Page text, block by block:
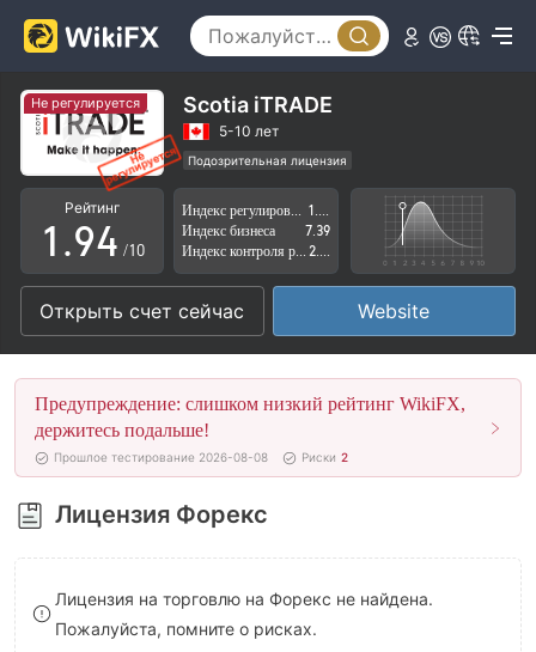
Не регулируется Scotia iTRADE
5-10 лет
Подозрительная лицензия
Высокие потенциальные риски
Рейтинг
0
1
2
3
4
5
6
7
8
9
.
5
6
7
8
9
0
1
2
3
4
5
6
7
8
9
/10
Индекс бизнеса
7.39
Открыть счет сейчас Website
Предупреждение: слишком низкий рейтинг WikiFX,
держитесь подальше!
Прошлое тестирование 2026-08-08 Риски 2
Лицензия Форекс
Лицензия на торговлю на Форекс не найдена.
Пожалуйста, помните о рисках.